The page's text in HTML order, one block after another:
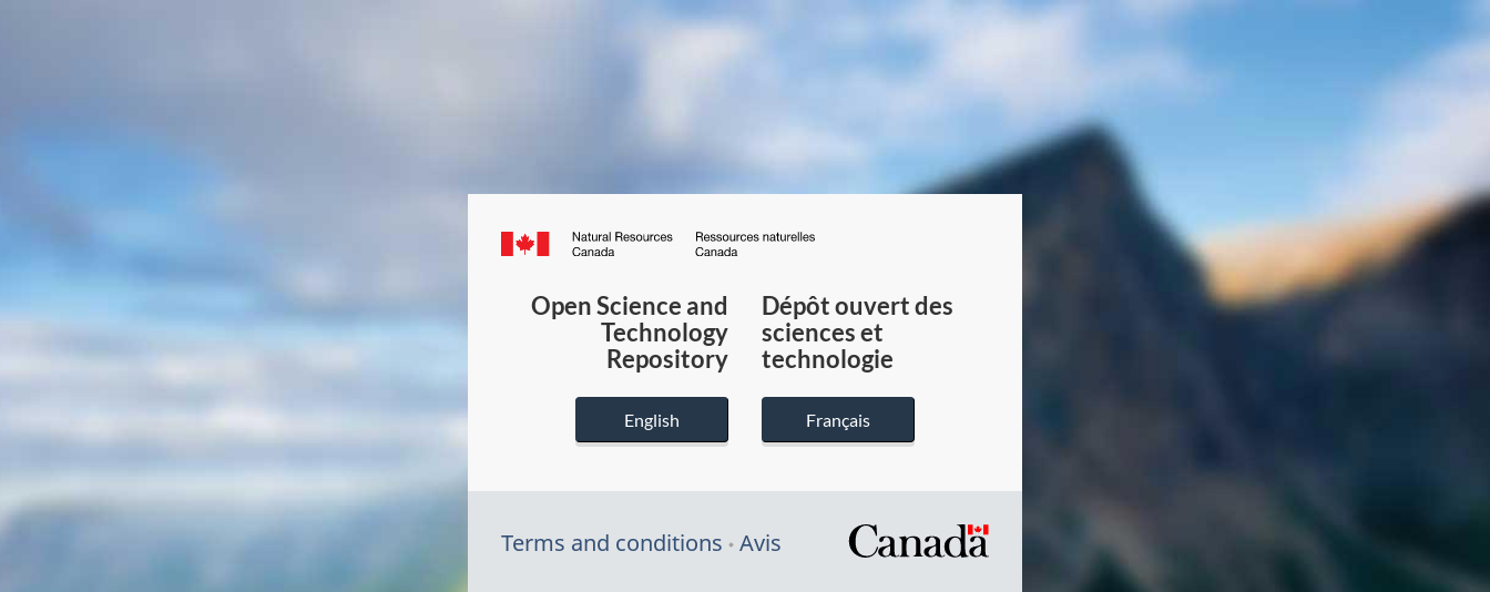
Canada.ca
du
Canada
Open Science and
Technology
Repository
English
Dépôt ouvert des
sciences et
technologie
Français
Terms and conditions Avis
/